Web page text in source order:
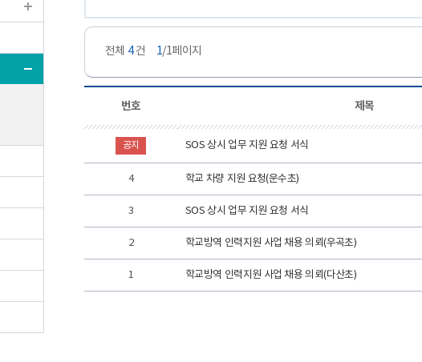
전체 4건 1/1페이지
번호 제목
공지 SOS 상시 업무 지원 요청 서식
4 학교 차량 지원 요청(운수초)
3 SOS 상시 업무 지원 요청 서식
2 학교방역 인력지원 사업 채용 의뢰(우곡초)
1 학교방역 인력지원 사업 채용 의뢰(다산초)